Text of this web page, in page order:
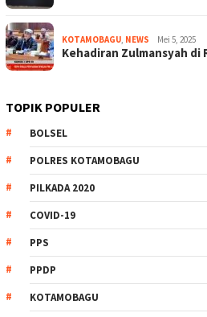
KOTAMOBAGU, NEWS Mei 5, 2025
Kehadiran Zulmansyah di
TOPIK POPULER
BOLSEL
POLRES KOTAMOBAGU
PILKADA 2020
COVID-19
PPS
PPDP
KOTAMOBAGU